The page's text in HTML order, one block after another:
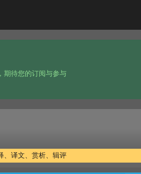
期待您的订阅与参与
、译文、赏析、辑评